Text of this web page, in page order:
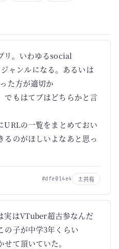
リ。いわゆるsocial
ャンルになる。あるいは
た方が適切か
でもはてブはどちらかと言
URLの一覧をまとめておい
るのがほしいよなあと思っ
#dfe014e4 共有
実はVTuber超古参なんだ
の子が中学3年くらい
せて頂いていた。